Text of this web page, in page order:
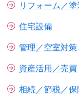
リフォーム／塗
住宅設備
管理／空室対策
資産活用／売買
相続／節税／保